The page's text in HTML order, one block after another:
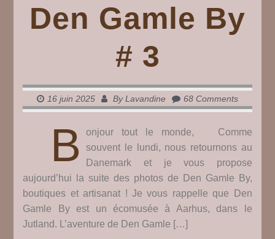
Den Gamle By
# 3
16 juin 2025 ByLavandine 68 Comments
B
onjour tout le monde, Comme
souvent le lundi, nous retournons au
Danemark et je vous propose
aujourd’hui la suite des photos de Den Gamle By,
boutiques et artisanat ! Je vous rappelle que Den
Gamle By est un écomusée à Aarhus, dans le
Jutland. L’aventure de Den Gamle […]